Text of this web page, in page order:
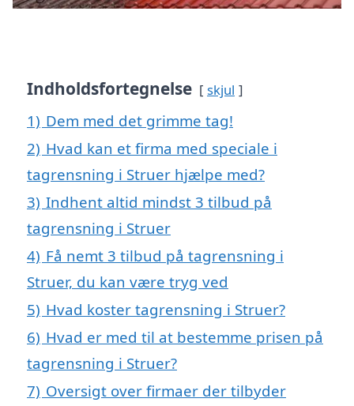
Indholdsfortegnelse skjul
1) Dem med det grimme tag!
2) Hvad kan et firma med speciale i
tagrensning i Struer hjælpe med?
3) Indhent altid mindst 3 tilbud på
tagrensning i Struer
4) Få nemt 3 tilbud på tagrensning i
Struer, du kan være tryg ved
5) Hvad koster tagrensning i Struer?
6) Hvad er med til at bestemme prisen på
tagrensning i Struer?
7) Oversigt over firmaer der tilbyder